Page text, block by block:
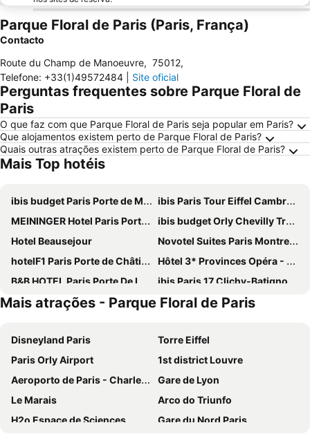
Parque Floral de Paris (Paris, França)
Contacto
Route du Champ de Manoeuvre, 75012,
Telefone: +33(1)49572484 Site oficial
Perguntas frequentes sobre Parque Floral de
Paris
O que faz com que Parque Floral de Paris seja popular em Paris?
Que alojamentos existem perto de Parque Floral de Paris?
Quais outras atrações existem perto de Parque Floral de Paris?
Mais Top hotéis
ibis budget Paris Porte de Montmartre
ibis Paris Tour Eiffel Cambronne 15ème
MEININGER Hotel Paris Porte De Vincennes
ibis budget Orly Chevilly Tram 7
Hotel Beausejour
Novotel Suites Paris Montreuil Vincennes
hotelF1 Paris Porte de Châtillon
Hôtel 3* Provinces Opéra - Vacances Bleues
B&B HOTEL Paris Porte De La Villette
ibis Paris 17 Clichy-Batignolles
ibis Budget Paris La Villette 19ème
Hôtel De Paris Opera
Novotel Paris Centre Tour Eiffel
Grand Hotel de Paris
Novotel Paris 17
Hôtel Rachel
Mercure Paris 19 Philharmonie La Villette
Exe Panorama
Comfort Hotel Paris Porte d'Ivry
Au Royal Mad
Novotel Paris Centre Gare Montparnasse
ibis Styles Paris Meteor Avenue d'Italie
Mais atrações - Parque Floral de Paris
Disneyland Paris
Torre Eiffel
Paris Orly Airport
1st district Louvre
Aeroporto de Paris - Charles de Gaulle
Gare de Lyon
Le Marais
Arco do Triunfo
H2o Espace de Sciences
Gare du Nord Paris